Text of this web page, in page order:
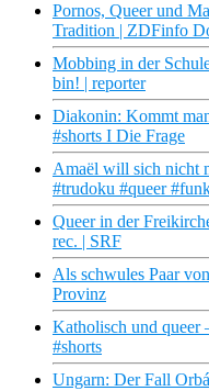
Pornos, Queer und
Tradition | ZDFinfo
Mobbing in der
bin! | reporter
Diakonin: Kommt
#shorts I Die Frage
Amaël will sich nicht
#trudoku #queer
Queer in der
rec. | SRF
Als schwules Paar
Provinz
Katholisch und queer
#shorts
Ungarn: Der Fall